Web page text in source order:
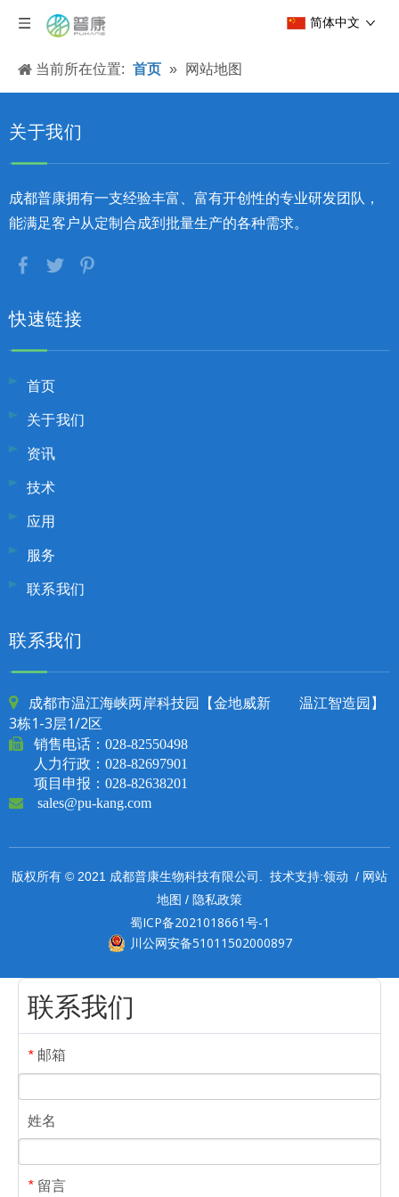
简体中文
当前所在位置: 首页 » 网站地图
关于我们
成都普康拥有一支经验丰富、富有开创性的专业研发团队，
能满足客户从定制合成到批量生产的各种需求。
快速链接
首页
关于我们
资讯
技术
应用
服务
联系我们
联系我们

成都市温江海峡两岸科技园【金地威新 温江智造园】
3栋1-3层1/2区
 销售电话： 028-82550498
人力行政：028-82697901
项目申报：028-82638201
 sales@pu-kang.com
版权所有 © 2021 成都普康生物科技有限公司. 技术支持:领动 / 网站
地图 / 隐私政策
蜀ICP备2021018661号-1
川公网安备51011502000897
联系我们
* 邮箱
姓名
* 留言